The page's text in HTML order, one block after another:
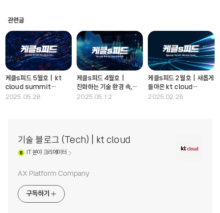
관련글
케클s피드 5월호｜kt
cloud summit
2025에서 확인한
2025.05.28
케클s피드 4월호｜
진화하는 기술 환경 속,
지금 주목할 이야기
2025.05.12
케클s피드 2월호｜새롭게
돌아온 kt cloud
뉴스레터
2025.02.26
기술 블로그 (Tech) | kt cloud
IT분야 크리에이터
AX Platform Company
구독하기